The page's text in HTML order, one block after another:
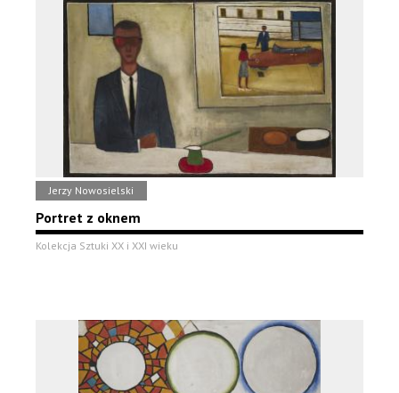
Jerzy Nowosielski
Portret z oknem
Kolekcja Sztuki XX i XXI wieku